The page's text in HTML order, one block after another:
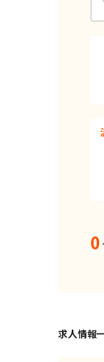
0
求人情報